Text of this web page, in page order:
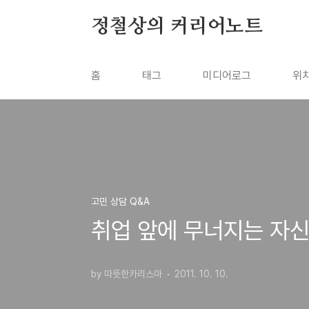
정철상의 커리어노트
홈 태그 미디어로그 위
고민 상담 Q&A
취업 앞에 무너지는 자
by 따뜻한카리스마 2011. 10. 10.